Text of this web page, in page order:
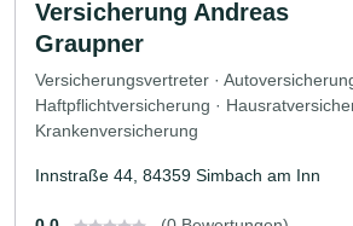
Versicherung Andreas
Graupner
Versicherungsvertreter ·
Haftpflichtversicherung ·
Krankenversicherung
Innstraße 44, 84359 Simbach am Inn